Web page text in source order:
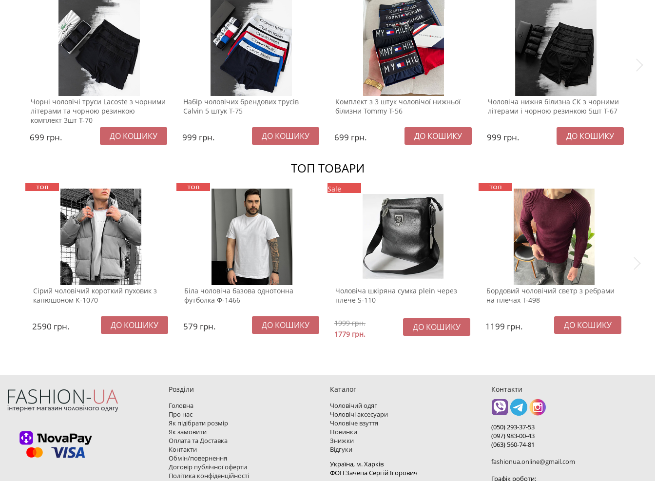
Чорні чоловічі труси Lacoste з чорними
літерами та чорною резинкою
комплект 3шт Т-70
699 грн.
Набір чоловічих брендових трусів
Calvin 5 штук Т-75
999 грн.
Комплект з 3 штук чоловічої нижньої
білизни Tommy Т-56
699 грн.
Чоловіча нижня білизна СК з чорними
літерами і чорною резинкою 5шт Т-67
999 грн.
ТОП ТОВАРИ
Сірий чоловічий короткий пуховик з
капюшоном К-1070
2590 грн.
Біла чоловіча базова однотонна
футболка Ф-1466
579 грн.
Sale
Чоловіча шкіряна сумка plein через
плече S-110
1999грн.
1779 грн.
Бордовий чоловічий светр з ребрами
на плечах Т-498
1199 грн.
Розділи
Головна
Про нас
Як підібрати розмір
Як замовити
Оплата та Доставка
Контакти
Обмін/повернення
Договір публічної оферти
Політика конфіденційності
Каталог
Чоловічий одяг
Чоловічі аксесуари
Чоловіче взуття
Новинки
Знижки
Відгуки
Україна, м. Харкiв
ФОП Зачепа Сергій Ігорович
Контакти
(050) 293-37-53
(097) 983-00-43
(063) 560-74-81
fashionua.online@gmail.com
Графік роботи: